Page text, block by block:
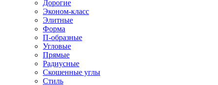
Дорогие
Эконом-класс
Элитные
Форма
П-образные
Угловые
Прямые
Радиусные
Скошенные углы
Стиль